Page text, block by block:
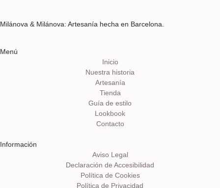
Milánova & Milánova: Artesanía hecha en Barcelona.
Menú
Inicio
Nuestra historia
Artesanía
Tienda
Guía de estilo
Lookbook
Contacto
Información
Aviso Legal
Declaración de Accesibilidad
Política de Cookies
Política de Privacidad